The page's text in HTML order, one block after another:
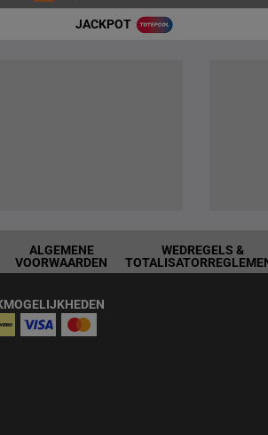
JACKPOT
ALGEMENE
VOORWAARDEN
WEDREGELS &